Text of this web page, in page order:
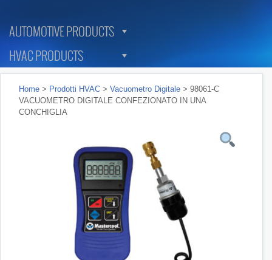
AUTOMOTIVE PRODUCTS
HVAC PRODUCTS
Home > Prodotti HVAC > Vacuometro Digitale > 98061-C
VACUOMETRO DIGITALE CONFEZIONATO IN UNA
CONCHIGLIA